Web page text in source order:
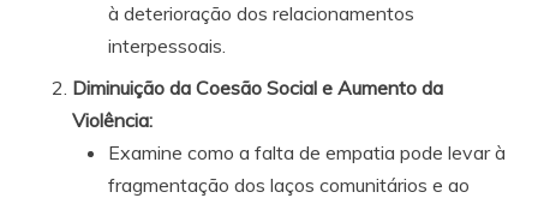
à deterioração dos relacionamentos
interpessoais.
Diminuição da Coesão Social e Aumento da
Violência:
Examine como a falta de empatia pode levar à
fragmentação dos laços comunitários e ao